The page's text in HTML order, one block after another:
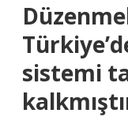
sistemi